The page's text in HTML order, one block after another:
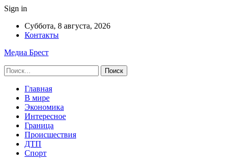
Sign in
Суббота, 8 августа, 2026
Контакты
Медиа Брест
Главная
В мире
Экономика
Интересное
Граница
Происшествия
ДТП
Спорт